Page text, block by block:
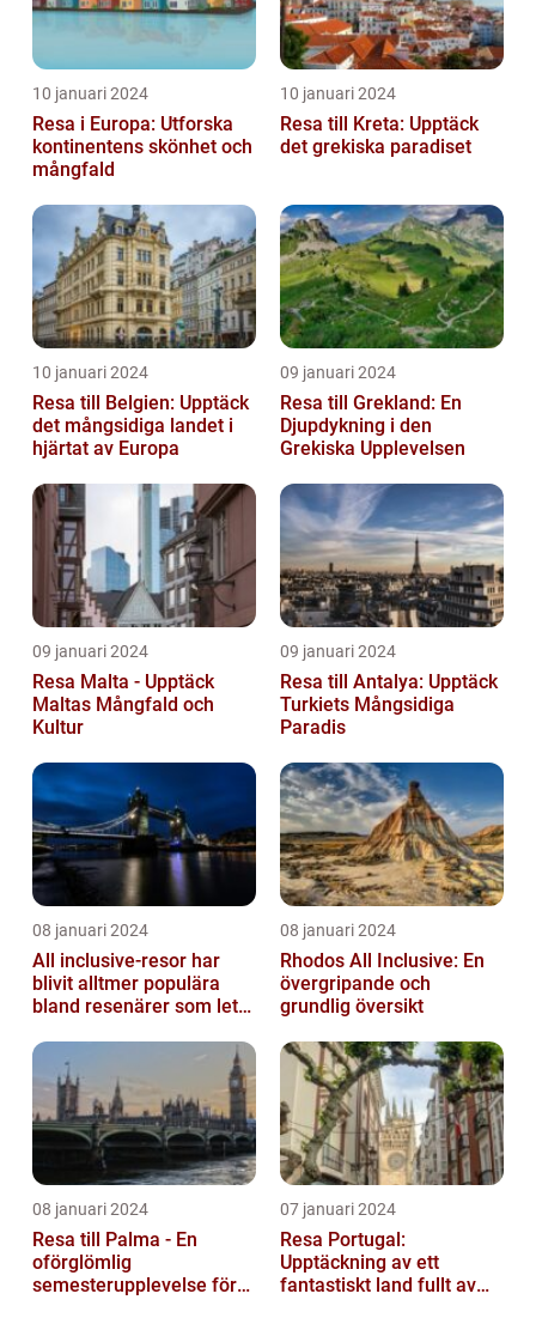
10 januari 2024
Resa i Europa: Utforska
kontinentens skönhet och
mångfald
10 januari 2024
Resa till Kreta: Upptäck
det grekiska paradiset
10 januari 2024
Resa till Belgien: Upptäck
det mångsidiga landet i
hjärtat av Europa
09 januari 2024
Resa till Grekland: En
Djupdykning i den
Grekiska Upplevelsen
09 januari 2024
Resa Malta - Upptäck
Maltas Mångfald och
Kultur
09 januari 2024
Resa till Antalya: Upptäck
Turkiets Mångsidiga
Paradis
08 januari 2024
All inclusive-resor har
blivit alltmer populära
bland resenärer som letar
omtä...
08 januari 2024
Rhodos All Inclusive: En
övergripande och
grundlig översikt
08 januari 2024
Resa till Palma - En
oförglömlig
semesterupplevelse för
07 januari 2024
Resa Portugal:
Upptäckning av ett
fantastiskt land fullt av